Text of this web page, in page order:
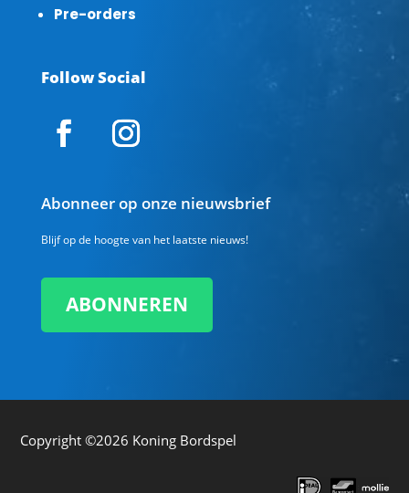
Pre-orders
Follow Social
Abonneer op onze nieuwsbrief
Blijf op de hoogte van het laatste nieuws!
ABONNEREN
Copyright ©2026 Koning Bordspel